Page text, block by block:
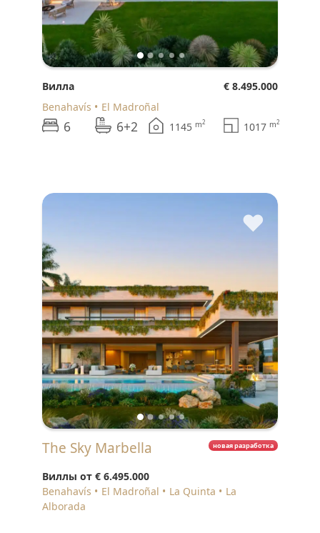
Вилла
€ 8.495.000
Benahavís
El Madroñal
6 6+2 1145 m2 1017 m2
♥
новая разработка
The Sky Marbella
Виллы от € 6.495.000
Benahavís
El Madroñal La Quinta
La
Alborada